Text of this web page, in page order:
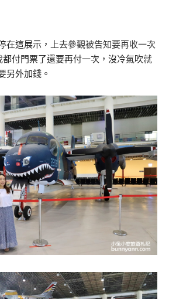
在這展示，
上去參觀被告知要再收一次
都付門票了還要再付一次，沒冷氣吹就
另外加錢。